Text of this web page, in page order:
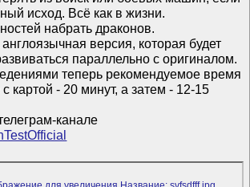
исход. Всё как в жизни.
набрать драконов.
версия, которая будет
параллельно с оригиналом.
теперь рекомендуемое время
картой - 20 минут, а затем - 12-15
канале